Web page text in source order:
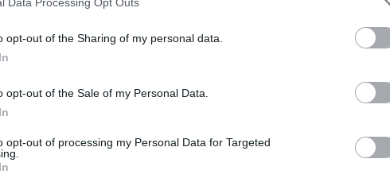
opt-out of the Sharing of my personal data.
opt-out of the Sale of my Personal Data.
opt-out of processing my Personal Data for Targeted
con il coinquilino e lo
fermato.
lo spinge giù dalla finestra. L’episodio, originato da futili
serata, in un appartamento di